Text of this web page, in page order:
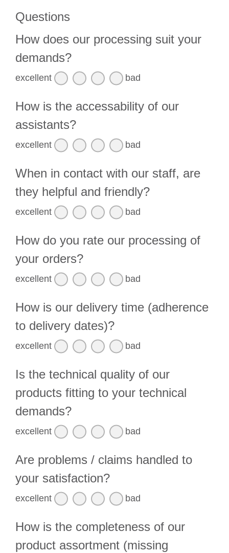
Questions
How does our processing suit your
demands?
excellent bad
How is the accessability of our
assistants?
excellent bad
When in contact with our staff, are
they helpful and friendly?
excellent bad
How do you rate our processing of
your orders?
excellent bad
How is our delivery time (adherence
to delivery dates)?
excellent bad
Is the technical quality of our
products fitting to your technical
demands?
excellent bad
Are problems / claims handled to
your satisfaction?
excellent bad
How is the completeness of our
product assortment (missing